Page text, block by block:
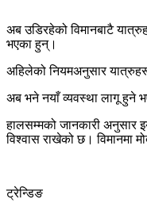
अब उडिरहेको विमानबाटै
भएका हुन्।
अहिलेको नियमअनुसार
अब भने नयाँ व्यवस्था लागू हुने
हालसम्मको जानकारी अनुसार
विश्वास राखेको छ। विमानमा
ट्रेन्डिङ